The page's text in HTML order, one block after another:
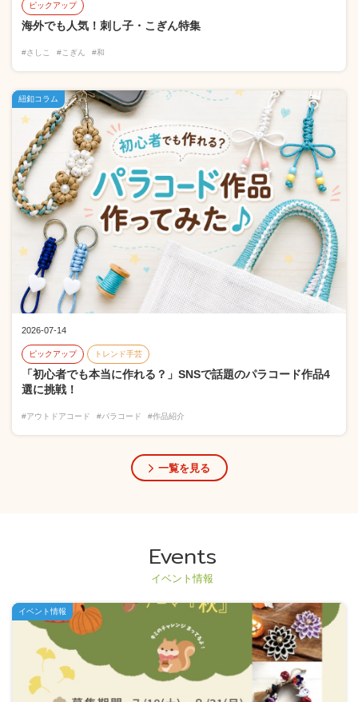
ピックアップ
海外でも人気！刺し子・こぎん特集
#さしこ #こぎん #和
2026-07-14
ピックアップ トレンド手芸
「初心者でも本当に作れる？」SNSで話題のパラコード作品4
選に挑戦！
#アウトドアコード #パラコード #作品紹介
紐釦コラム
一覧を見る
Events
イベント情報
イベント情報